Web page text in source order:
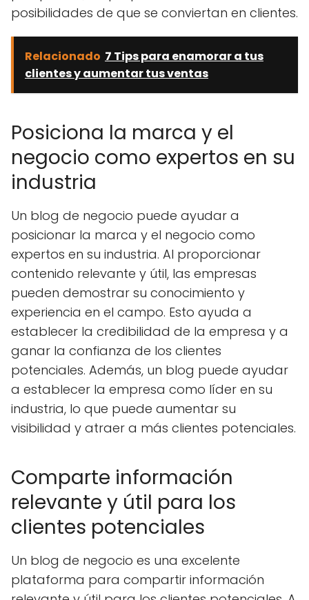
posibilidades de que se conviertan en clientes.
Relacionado 7 Tips para enamorar a tus
clientes y aumentar tus ventas
Posiciona la marca y el
negocio como expertos en su
industria
Un blog de negocio puede ayudar a
posicionar la marca y el negocio como
expertos en su industria. Al proporcionar
contenido relevante y útil, las empresas
pueden demostrar su conocimiento y
experiencia en el campo. Esto ayuda a
establecer la credibilidad de la empresa y a
ganar la confianza de los clientes
potenciales. Además, un blog puede ayudar
a establecer la empresa como líder en su
industria, lo que puede aumentar su
visibilidad y atraer a más clientes potenciales.
Comparte información
relevante y útil para los
clientes potenciales
Un blog de negocio es una excelente
plataforma para compartir información